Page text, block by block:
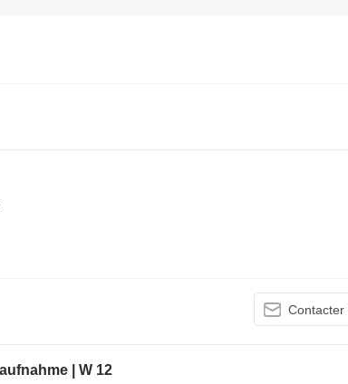
Contacter
| W 12